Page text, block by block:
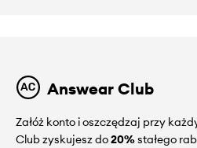
Answear Club
Załóż konto i oszczędzaj przy
Club zyskujesz do20%stałego